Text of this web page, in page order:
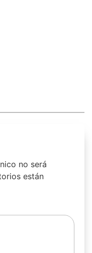
no será
están